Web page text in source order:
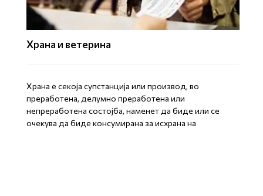
Храна и ветерина
Храна е секоја супстанција или производ, во
преработена, делумно преработена или
непреработена состојба, наменет да биде или се
очекува да биде консумирана за исхрана на